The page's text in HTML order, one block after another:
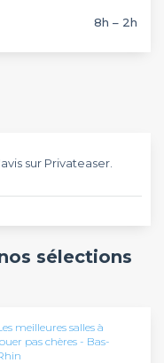
8h – 2h
sur Privateaser.
sélections
meilleures salles à
pas chères - Bas-